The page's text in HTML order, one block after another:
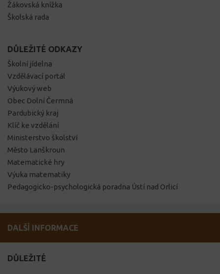
Žákovská knížka
Školská rada
DŮLEŽITÉ ODKAZY
Školní jídelna
Vzdělávací portál
Výukový web
Obec Dolní Čermná
Pardubický kraj
Klíč ke vzdělání
Ministerstvo školství
Město Lanškroun
Matematické hry
Výuka matematiky
Pedagogicko-psychologická poradna Ústí nad Orlicí
DALŠÍ INFORMACE
DŮLEŽITÉ